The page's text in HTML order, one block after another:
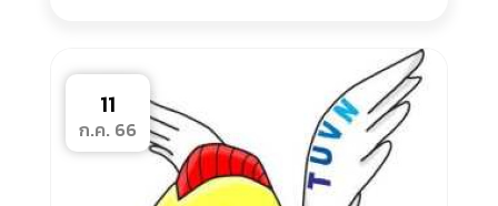
11
ก.ค. 66